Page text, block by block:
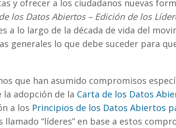
and average quality score (out of 100) of the
social datasets cluster compared with
all previous editions.
for civil society engagement, innovation,
the Leaders Edition and the 115
for political, social and economic
77 governments in the initial First
level of positive impact).
y ofrecer a los ciudadanos nuevas
los Datos Abiertos – Edición de los
a lo largo de la década de vida del
generales lo que debe suceder para
que han asumido compromisos
adopción de la Carta de los Datos
a los Principios de los Datos Abiertos
llamado “líderes” en base a estos